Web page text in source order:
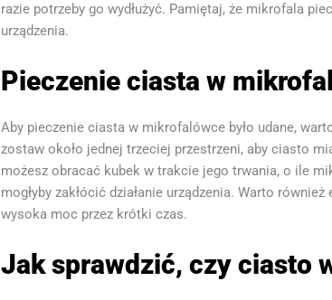
razie potrzeby go wydłużyć. Pamiętaj, że mikrofala
urządzenia.
Pieczenie ciasta w
Aby pieczenie ciasta w mikrofalówce było udane,
zostaw około jednej trzeciej przestrzeni, aby ciasto
możesz obracać kubek w trakcie jego trwania, o ile
mogłyby zakłócić działanie urządzenia. Warto
wysoka moc przez krótki czas.
Jak sprawdzić, czy ciasto